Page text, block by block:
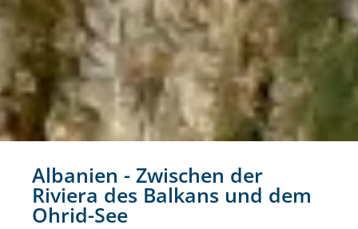
Albanien - Zwischen der
Riviera des Balkans und dem
Ohrid-See